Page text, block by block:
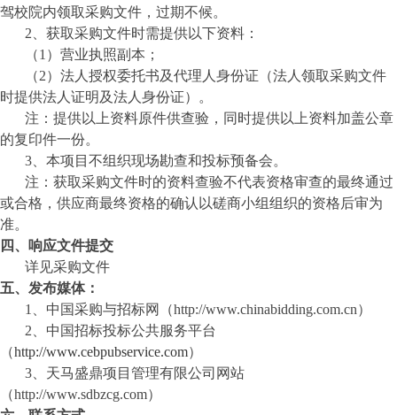
驾校院内领取采购文件，过期不候。
2、获取采购文件时需提供以下资料：
（1）营业执照副本；
（2）法人授权委托书及代理人身份证（法人领取采购文件
时提供法人证明及法人身份证）
。
注：提供以上资料原件供查验，同时提供以上资料加盖公章
的复印件一份。
3、本项目不组织现场勘查和投标预备会。
注：获取采购文件时的资料查验不代表资格审查的最终通过
或合格， 供应商最终资格的确认以磋商小组组织的资格后审为
准。
四、
响应文件提交
详见采购文件
五、发布媒体：
1、中国采购与招标网（http://www.chinabidding.com.cn）
2、中国招标投标公共服务平台
（http://www.cebpubservice.com）
3、 天马盛鼎项目管理有限公司网站
（http://www.sdbzcg.com）